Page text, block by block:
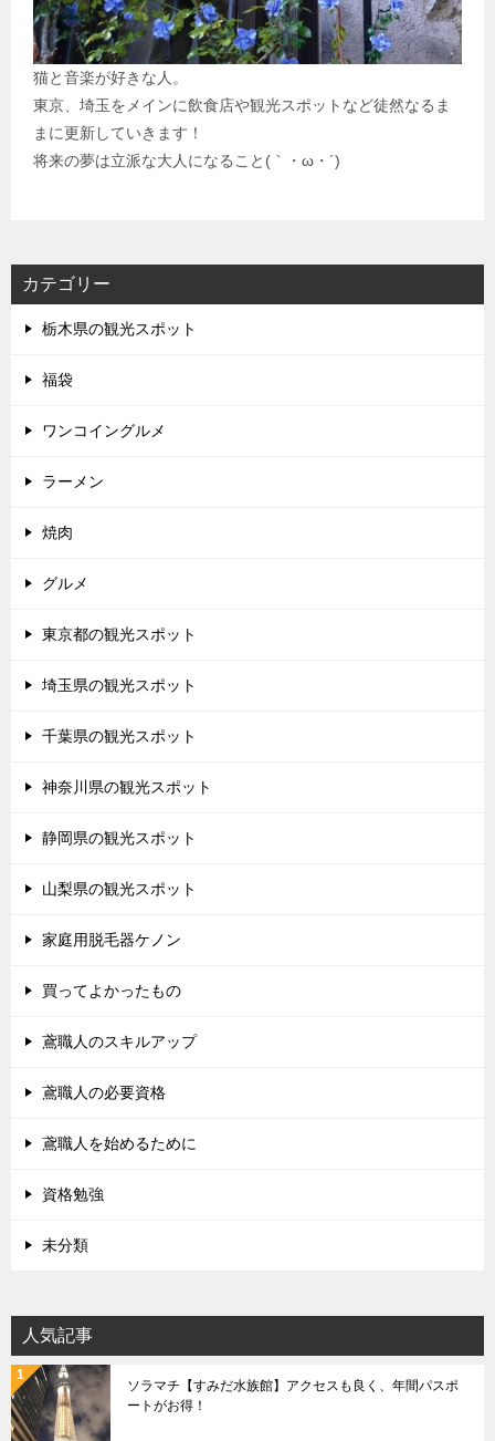
猫と音楽が好きな人。
東京、埼玉をメインに飲食店や観光スポットなど徒然なるま
まに更新していきます！
将来の夢は立派な大人になること(｀・ω・´)
カテゴリー
栃木県の観光スポット
福袋
ワンコイングルメ
ラーメン
焼肉
グルメ
東京都の観光スポット
埼玉県の観光スポット
千葉県の観光スポット
神奈川県の観光スポット
静岡県の観光スポット
山梨県の観光スポット
家庭用脱毛器ケノン
買ってよかったもの
鳶職人のスキルアップ
鳶職人の必要資格
鳶職人を始めるために
資格勉強
未分類
人気記事
ソラマチ【すみだ水族館】アクセスも良く、年間パスポ
ートがお得！